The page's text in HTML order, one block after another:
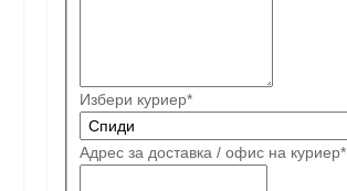
Избери куриер*
Адрес за доставка / офис на куриер*